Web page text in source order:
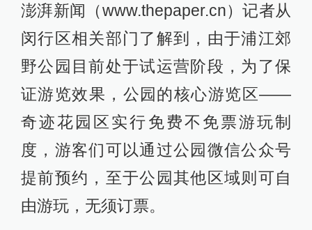
澎湃新闻（www.thepaper.cn）记者从
闵行区相关部门了解到，由于浦江郊
野公园目前处于试运营阶段，为了保
证游览效果，公园的核心游览区——
奇迹花园区实行免费不免票游玩制
度，游客们可以通过公园微信公众号
提前预约，至于公园其他区域则可自
由游玩，无须订票。